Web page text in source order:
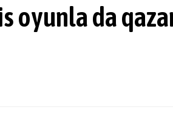
oyunla da